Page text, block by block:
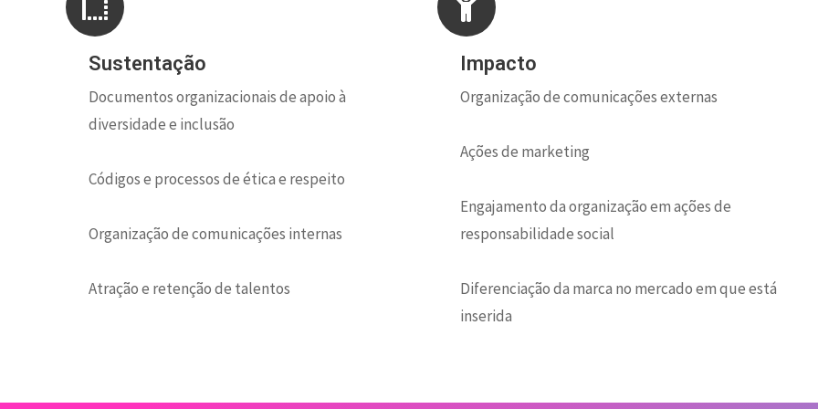
Sustentação
Documentos organizacionais de apoio à
diversidade e inclusão
Códigos e processos de ética e respeito
Organização de comunicações internas
Atração e retenção de talentos
Impacto
Organização de comunicações externas
Ações de marketing
Engajamento da organização em ações de
responsabilidade social
Diferenciação da marca no mercado em que está
inserida